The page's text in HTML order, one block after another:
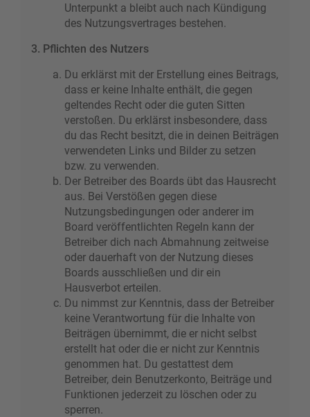
Unterpunkt a bleibt auch nach Kündigung
des Nutzungsvertrages bestehen.
3. Pflichten des Nutzers
Du erklärst mit der Erstellung eines Beitrags,
dass er keine Inhalte enthält, die gegen
geltendes Recht oder die guten Sitten
verstoßen. Du erklärst insbesondere, dass
du das Recht besitzt, die in deinen Beiträgen
verwendeten Links und Bilder zu setzen
bzw. zu verwenden.
Der Betreiber des Boards übt das Hausrecht
aus. Bei Verstößen gegen diese
Nutzungsbedingungen oder anderer im
Board veröffentlichten Regeln kann der
Betreiber dich nach Abmahnung zeitweise
oder dauerhaft von der Nutzung dieses
Boards ausschließen und dir ein
Hausverbot erteilen.
Du nimmst zur Kenntnis, dass der Betreiber
keine Verantwortung für die Inhalte von
Beiträgen übernimmt, die er nicht selbst
erstellt hat oder die er nicht zur Kenntnis
genommen hat. Du gestattest dem
Betreiber, dein Benutzerkonto, Beiträge und
Funktionen jederzeit zu löschen oder zu
sperren.